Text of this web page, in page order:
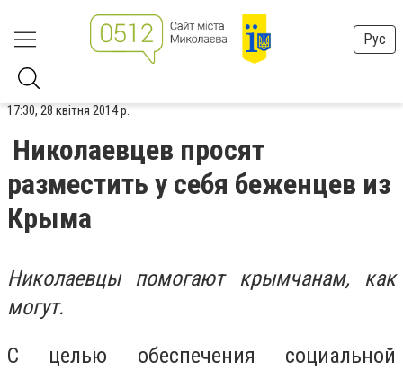
Рус
17:30, 28 квітня 2014 р.
Николаевцев просят
разместить у себя беженцев из
Крыма
Николаевцы помогают крымчанам, как
могут.
С целью обеспечения социальной